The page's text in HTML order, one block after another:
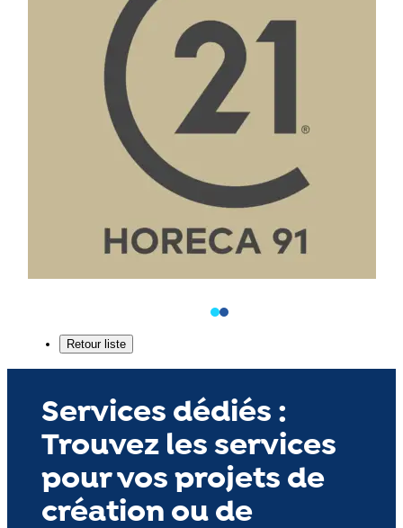
Services dédiés :
Trouvez les services
pour vos projets de
création ou de